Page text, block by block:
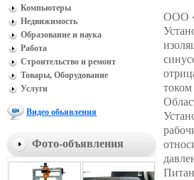
ООО
Компьютеры
Недвижимость
Образование и наука
Работа
Строительство и ремонт
Товары, Оборудование
Услуги
Видео обьявления
Фото-объявления